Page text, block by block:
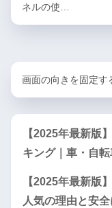
ネルの使…
画面の向きを固定す
【2025年最新版
キング｜車・自
【2025年最新版
人気の理由と安